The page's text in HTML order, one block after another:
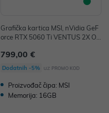
Grafička kartica MSI, nVidia GeF
orce RTX 5060 Ti VENTUS 2X OC
MI, 3x DisplayPort, V535-005R
799,00 €
Dodatnih -5% uz PROMO KOD
Proizvođač čipa: MSI
Memorija: 16GB